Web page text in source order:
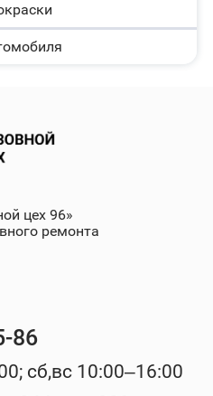
цех 96»
ремонта
86
сб,вс 10:00–16:00